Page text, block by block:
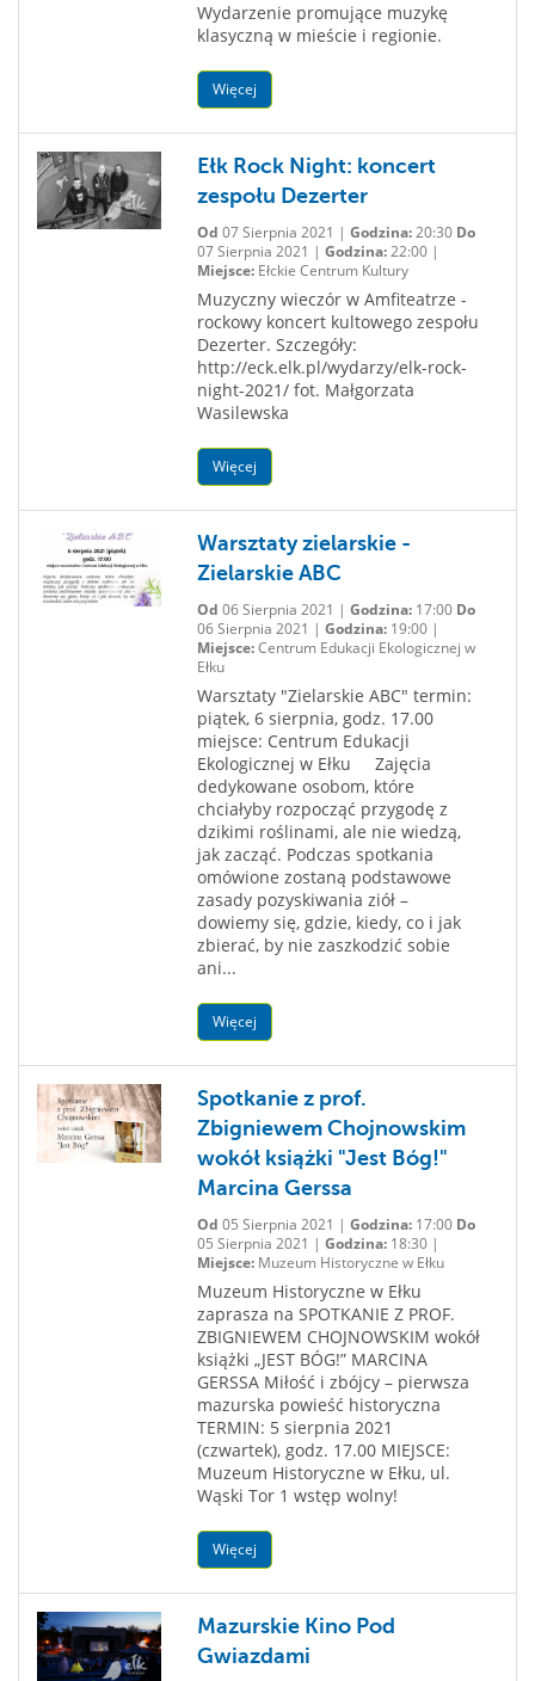
Wydarzenie promujące muzykę
klasyczną w mieście i regionie.
Więcej
Ełk Rock Night: koncert
zespołu Dezerter
Od 07 Sierpnia 2021 | Godzina:20:30 Do
07 Sierpnia 2021 | Godzina:22:00 |
Miejsce:Ełckie Centrum Kultury
Muzyczny wieczór w Amfiteatrze -
rockowy koncert kultowego zespołu
Dezerter. Szczegóły:
http://eck.elk.pl/wydarzy/elk-rock-
night-2021/ fot. Małgorzata
Wasilewska
Więcej
Warsztaty zielarskie -
Zielarskie ABC
Od 06 Sierpnia 2021 | Godzina:17:00 Do
06 Sierpnia 2021 | Godzina:19:00 |
Miejsce:Centrum Edukacji Ekologicznej w
Ełku
Warsztaty "Zielarskie ABC" termin:
piątek, 6 sierpnia, godz. 17.00
miejsce: Centrum Edukacji
Ekologicznej w Ełku Zajęcia
dedykowane osobom, które
chciałyby rozpocząć przygodę z
dzikimi roślinami, ale nie wiedzą,
jak zacząć. Podczas spotkania
omówione zostaną podstawowe
zasady pozyskiwania ziół –
dowiemy się, gdzie, kiedy, co i jak
zbierać, by nie zaszkodzić sobie
ani...
Więcej
Spotkanie z prof.
Zbigniewem Chojnowskim
wokół książki "Jest Bóg!"
Marcina Gerssa
Od 05 Sierpnia 2021 | Godzina:17:00 Do
05 Sierpnia 2021 | Godzina:18:30 |
Miejsce:Muzeum Historyczne w Ełku
Muzeum Historyczne w Ełku
zaprasza na SPOTKANIE Z PROF.
ZBIGNIEWEM CHOJNOWSKIM wokół
książki „JEST BÓG!” MARCINA
GERSSA Miłość i zbójcy – pierwsza
mazurska powieść historyczna
TERMIN: 5 sierpnia 2021
(czwartek), godz. 17.00 MIEJSCE:
Muzeum Historyczne w Ełku, ul.
Wąski Tor 1 wstęp wolny!
Więcej
Mazurskie Kino Pod
Gwiazdami